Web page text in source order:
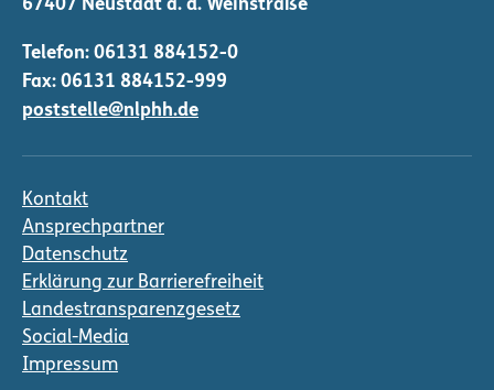
Telefon: 06131 884152-0
Fax: 06131 884152-999
poststelle@nlphh.de
Kontakt
Ansprechpartner
Datenschutz
Erklärung zur Barrierefreiheit
Landestransparenzgesetz
Social-Media
Impressum